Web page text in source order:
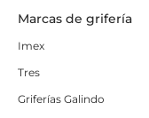
Marcas de grifería
Imex
Tres
Griferías Galindo